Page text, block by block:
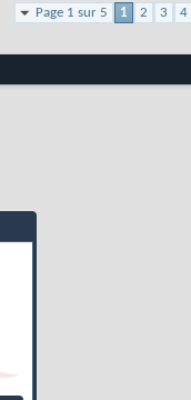
Page 1 sur 5 1 2 3 4